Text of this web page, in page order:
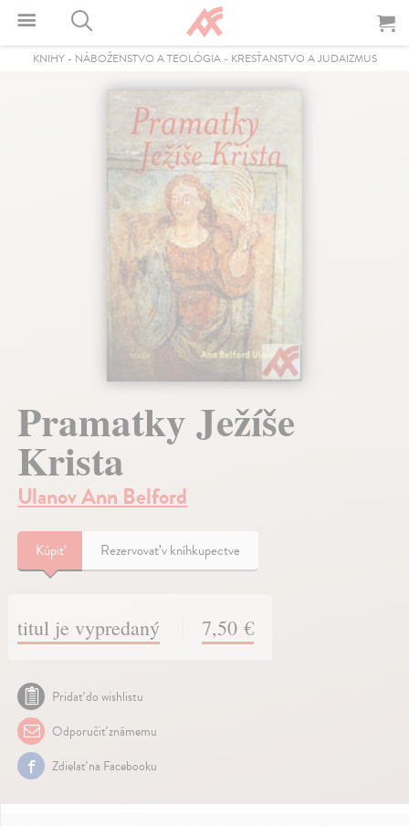
KNIHY- NÁBOŽENSTVO A TEOLÓGIA- KRESŤANSTVO A JUDAIZMUS
Pramatky Ježíše
Krista
Ulanov Ann Belford
Kúpiť Rezervovať v kníhkupectve
titul je vypredaný 7,50 €
Pridať do wishlistu
Odporučiť známemu
Zdielať na Facebooku